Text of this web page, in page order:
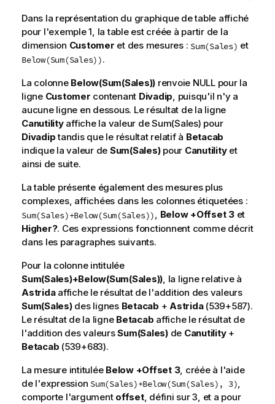
Dans la représentation du graphique de table affiché
pour l'exemple 1, la table est créée à partir de la
dimension Customer et des mesures : Sum(Sales) et
Below(Sum(Sales)).
La colonne Below(Sum(Sales)) renvoie NULLpour la
ligne Customer contenant Divadip, puisqu'il n'y a
aucune ligne en dessous. Le résultat de la ligne
Canutilityaffiche la valeur deSum(Sales) pour
Divadiptandis que le résultat relatif à Betacab
indique la valeur de Sum(Sales)pour Canutilityet
ainsi de suite.
La table présente également des mesures plus
complexes, affichées dans les colonnes étiquetées :
Sum(Sales)+Below(Sum(Sales)), Below +Offset 3et
Higher?. Ces expressions fonctionnent comme décrit
dans les paragraphes suivants.
Pour la colonne intitulée
Sum(Sales)+Below(Sum(Sales)) , la ligne relative à
Astridaaffiche le résultat de l'addition des valeurs
Sum(Sales)des lignes Betacab + Astrida(539+587).
Le résultat de la ligne Betacab affiche le résultat de
l'addition des valeursSum(Sales)de Canutility+
Betacab (539+683).
La mesure intitulée Below +Offset 3, créée à l'aide
de l'expression Sum(Sales)+Below(Sum(Sales), 3)
comporte l'argument offset, défini sur3, et a pour